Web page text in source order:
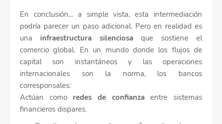
En conclusión... a simple vista, esta intermediación
podría parecer un paso adicional. Pero en realidad es
una infraestructura silenciosaque sostiene el
comercio global. En un mundo donde los flujos de
capital son instantáneos y las operaciones
internacionales son la norma, los bancos
corresponsales:
Actúan como redes de confianzaentre sistemas
financieros dispares.